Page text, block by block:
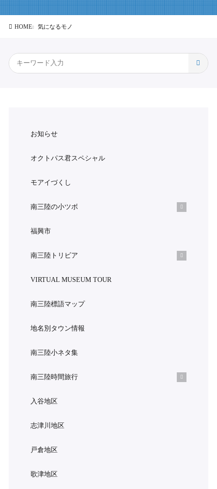
HOME 気になるモノ
お知らせ
オクトパス君スペシャル
モアイづくし
南三陸の小ツボ
福興市
南三陸トリビア
VIRTUAL MUSEUM TOUR
南三陸標語マップ
地名別タウン情報
南三陸小ネタ集
南三陸時間旅行
入谷地区
志津川地区
戸倉地区
歌津地区